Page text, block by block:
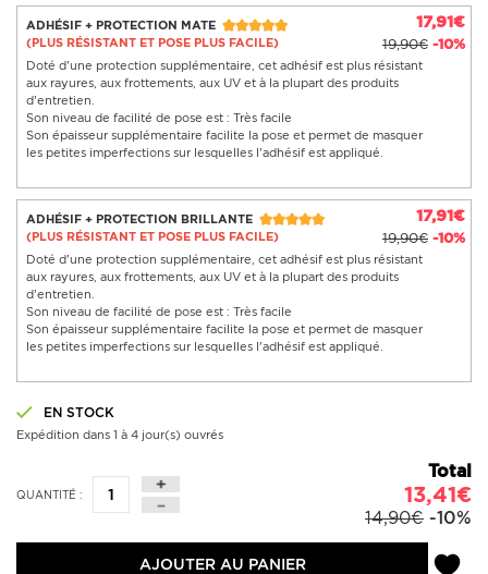
ADHÉSIF + PROTECTION MATE
(PLUS RÉSISTANT ET POSE PLUS FACILE)
17,91€
19,90€ -10%
Doté d'une protection supplémentaire, cet adhésif est plus résistant
aux rayures, aux frottements, aux UV et à la plupart des produits
d'entretien.
Son niveau de facilité de pose est : Très facile
Son épaisseur supplémentaire facilite la pose et permet de masquer
les petites imperfections sur lesquelles l'adhésif est appliqué.
ADHÉSIF + PROTECTION BRILLANTE
(PLUS RÉSISTANT ET POSE PLUS FACILE)
17,91€
19,90€ -10%
Doté d'une protection supplémentaire, cet adhésif est plus résistant
aux rayures, aux frottements, aux UV et à la plupart des produits
d'entretien.
Son niveau de facilité de pose est : Très facile
Son épaisseur supplémentaire facilite la pose et permet de masquer
les petites imperfections sur lesquelles l'adhésif est appliqué.
EN STOCK
Expédition dans 1 à 4 jour(s) ouvrés
QUANTITÉ :
Total
13,41€
14,90€ -10%
AJOUTER AU PANIER